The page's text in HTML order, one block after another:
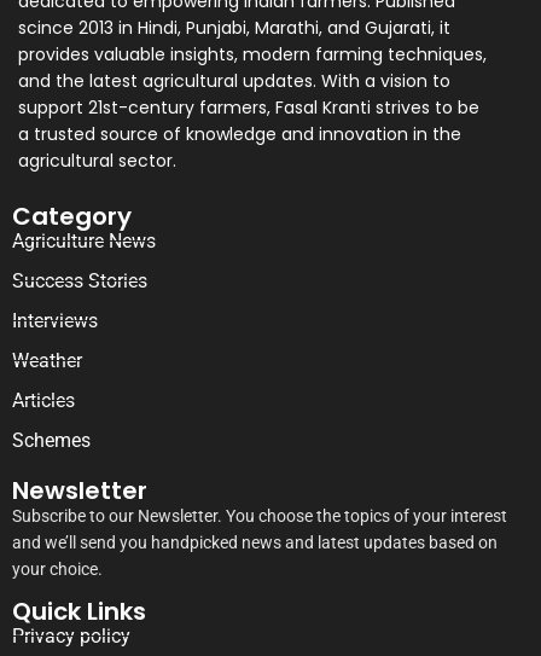
scince 2013 in Hindi, Punjabi, Marathi, and Gujarati, it
provides valuable insights, modern farming techniques,
and the latest agricultural updates. With a vision to
support 21st-century farmers, Fasal Kranti strives to be
a trusted source of knowledge and innovation in the
agricultural sector.
Category
Agriculture News
Success Stories
Interviews
Weather
Articles
Schemes
Newsletter
Subscribe to our Newsletter. You choose the topics of your interest
and we’ll send you handpicked news and latest updates based on
your choice.
Quick Links
Privacy policy